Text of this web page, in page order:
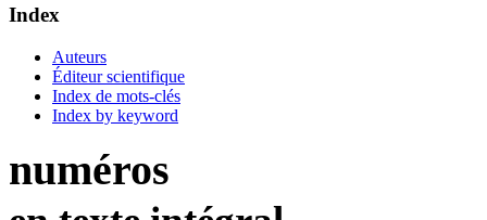
Index
Auteurs
Éditeur scientifique
Index de mots-clés
Index by keyword
numéros